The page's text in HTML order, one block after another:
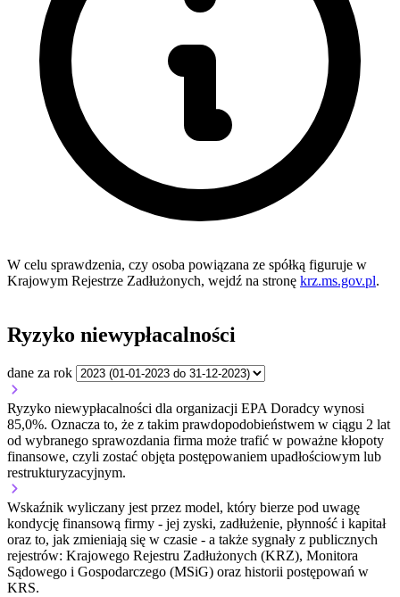
W celu sprawdzenia, czy osoba powiązana ze spółką figuruje w
Krajowym Rejestrze Zadłużonych, wejdź na stronę krz.ms.gov.pl.
Ryzyko niewypłacalności
dane za rok
Ryzyko niewypłacalności dla organizacji EPA Doradcy wynosi
85,0%. Oznacza to, że z takim prawdopodobieństwem w ciągu 2 lat
od wybranego sprawozdania firma może trafić w poważne kłopoty
finansowe, czyli zostać objęta postępowaniem upadłościowym lub
restrukturyzacyjnym.
Wskaźnik wyliczany jest przez model, który bierze pod uwagę
kondycję finansową firmy - jej zyski, zadłużenie, płynność i kapitał
oraz to, jak zmieniają się w czasie - a także sygnały z publicznych
rejestrów: Krajowego Rejestru Zadłużonych (KRZ), Monitora
Sądowego i Gospodarczego (MSiG) oraz historii postępowań w
KRS.